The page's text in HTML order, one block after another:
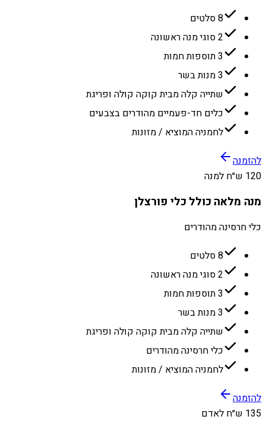
8 סלטים
2 סוגי מנה ראשונה
3 תוספות חמות
3 מנות בשר
שתייה קלה מבית קוקה קולה ופריגת
כלים חד-פעמיים מהודרים בצבעים
לחמניה המוציא / מזונות
להזמנה
120 ש״ח למנה
מנה מלאה כולל כלי פורצלן
כלי חרסינה מהודרים
8 סלטים
2 סוגי מנה ראשונה
3 תוספות חמות
3 מנות בשר
שתייה קלה מבית קוקה קולה ופריגת
כלי חרסינה מהודרים
לחמניה המוציא / מזונות
להזמנה
135 ש״ח לאדם